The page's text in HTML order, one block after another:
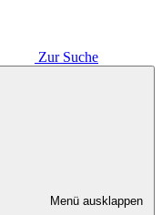
Zur Suche
Menü ausklappen